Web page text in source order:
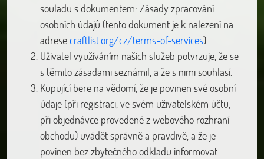
souladu s dokumentem: Zásady zpracování
osobních údajů (tento dokument je k nalezení na
adresecraftlist.org/cz/terms-of-services).
Uživatel využíváním našich služeb potvrzuje, že se
s těmito zásadami seznámil, a že s nimi souhlasí.
Kupující bere na vědomí, že je povinen své osobní
údaje (při registraci, ve svém uživatelském účtu,
při objednávce provedené z webového rozhraní
obchodu) uvádět správně a pravdivě, a že je
povinen bez zbytečného odkladu informovat